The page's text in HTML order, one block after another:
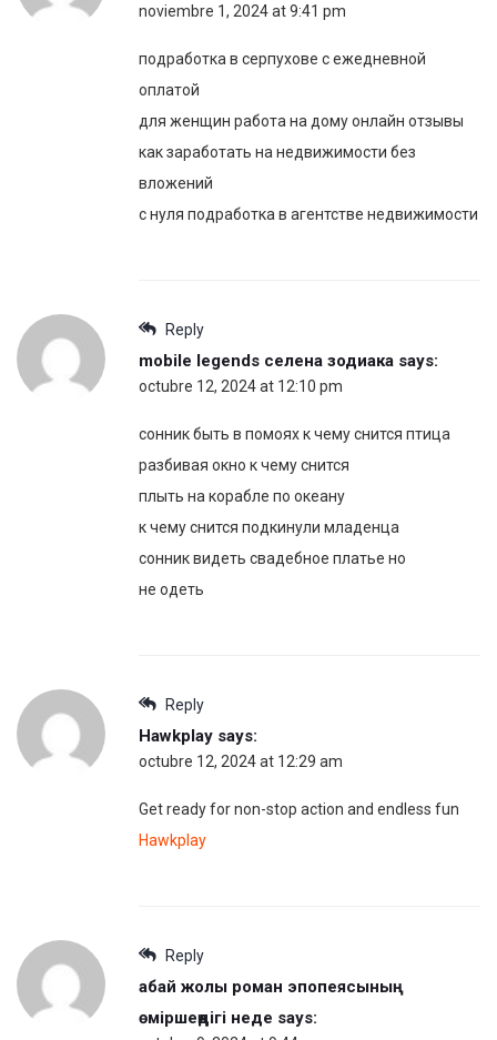
noviembre 1, 2024 at 9:41 pm
подработка в серпухове с ежедневной
оплатой
для женщин работа на дому онлайн отзывы
как заработать на недвижимости без
вложений
с нуля подработка в агентстве недвижимости
Reply
mobile legends селена зодиака says:
octubre 12, 2024 at 12:10 pm
сонник быть в помоях к чему снится птица
разбивая окно к чему снится
плыть на корабле по океану
к чему снится подкинули младенца
сонник видеть свадебное платье но
не одеть
Reply
Hawkplay says:
octubre 12, 2024 at 12:29 am
Get ready for non-stop action and endless fun
Hawkplay
Reply
абай жолы роман эпопеясының
өміршеңдігі неде says: